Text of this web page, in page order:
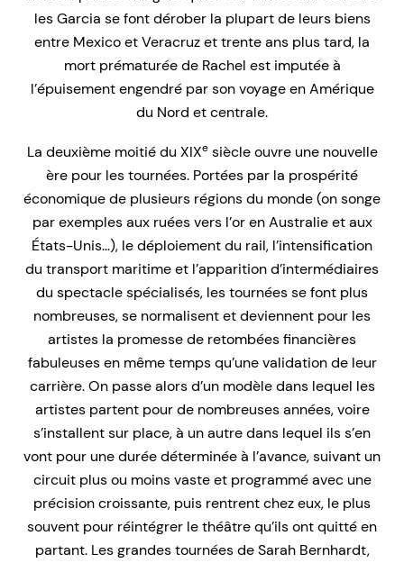
les Garcia se font dérober la plupart de leurs biens
entre Mexico et Veracruz et trente ans plus tard, la
mort prématurée de Rachel est imputée à
l’épuisement engendré par son voyage en Amérique
du Nord et centrale.
La deuxième moitié du XIXesiècle ouvre une nouvelle
ère pour les tournées. Portées par la prospérité
économique de plusieurs régions du monde (on songe
par exemples aux ruées vers l’or en Australie et aux
États-Unis…), le déploiement du rail, l’intensification
du transport maritime et l’apparition d’intermédiaires
du spectacle spécialisés, les tournées se font plus
nombreuses, se normalisent et deviennent pour les
artistes la promesse de retombées financières
fabuleuses en même temps qu’une validation de leur
carrière. On passe alors d’un modèle dans lequel les
artistes partent pour de nombreuses années, voire
s’installent sur place, à un autre dans lequel ils s’en
vont pour une durée déterminée à l’avance, suivant un
circuit plus ou moins vaste et programmé avec une
précision croissante, puis rentrent chez eux, le plus
souvent pour réintégrer le théâtre qu’ils ont quitté en
partant. Les grandes tournées de Sarah Bernhardt,